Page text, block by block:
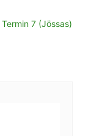
7 (Jössas)